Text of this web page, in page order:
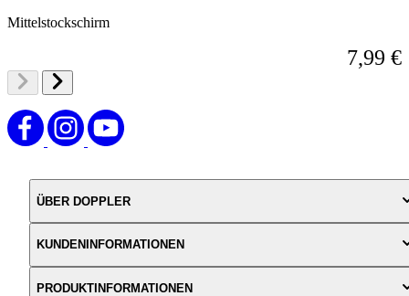
Mittelstockschirm
7,99 €
ÜBER DOPPLER
KUNDENINFORMATIONEN
PRODUKTINFORMATIONEN